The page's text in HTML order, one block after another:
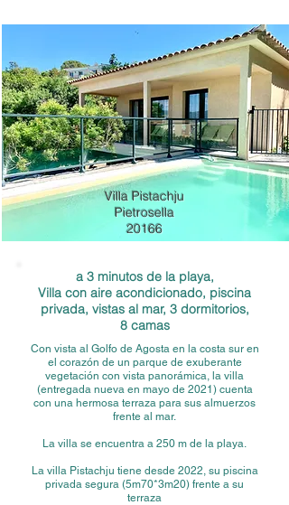
Villa Pistachju
Pietrosella
20166
a 3 minutos de la playa,
Villa con aire acondicionado, piscina
privada, vistas al mar, 3 dormitorios,
8 camas
Con vista al Golfo de Agosta en la costa sur en
el corazón de un parque de exuberante
vegetación con vista panorámica, la villa
(entregada nueva en mayo de 2021) cuenta
con una hermosa terraza para sus almuerzos
frente al mar.
La villa se encuentra a 250 m de la playa.
La villa Pistachju tiene desde 2022, su piscina
privada segura (5m70*3m20) frente a su
terraza